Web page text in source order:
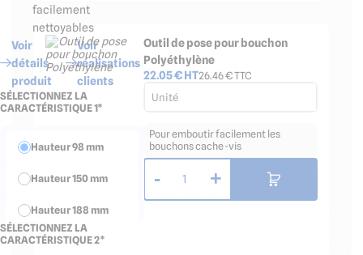
facilement
nettoyables
Voir
détails
produit
Voir
réalisations
clients
SÉLECTIONNEZ LA
CARACTÉRISTIQUE 1*
Hauteur 98 mm
Hauteur 150 mm
Hauteur 188 mm
Hauteur 239 mm
SÉLECTIONNEZ LA
CARACTÉRISTIQUE 2*
Outil de pose pour bouchon
Polyéthylène
22.05€ HT26.46€ TTC
Unité
Pour emboutir facilement les
bouchons cache-vis
- 1 +